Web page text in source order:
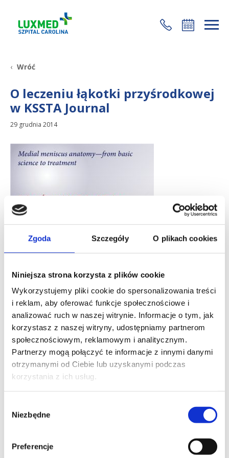
Zgoda Szczegóły O plikach cookies
Niniejsza strona korzysta z plików cookie
Wykorzystujemy pliki cookie do spersonalizowania treści
i reklam, aby oferować funkcje społecznościowe i
analizować ruch w naszej witrynie. Informacje o tym, jak
korzystasz z naszej witryny, udostępniamy partnerom
społecznościowym, reklamowym i analitycznym.
Partnerzy mogą połączyć te informacje z innymi danymi
otrzymanymi od Ciebie lub uzyskanymi podczas
korzystania z ich usług.
zgody
Niezbędne
Preferencje
+48 22 35 58 200
Wróć
O leczeniu łąkotki przyśrodkowej
w KSSTA Journal
29 grudnia 2014
W najnowszym, styczniowym numerze prestiżowego
czasopisma KSSTA Journal (Knee Surgery, Sports
Traumatology, Arthroscopy) ukazał się artykuł
autorstwa Roberta Śmigielskiego, Rolanda Beckera,
Urszuli Zdanowicz i Bogdana Ciszka zatytułowany:
“Medial meniscus anatomy – from basic science to
treatment” (Anatomia łąkotki przyśrodkowej – od
nauk podstawowych do leczenia).
prowadzonych w Carolina Medical Center przy
CEMED